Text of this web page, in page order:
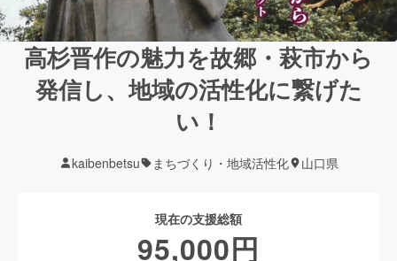
高杉晋作の魅力を故郷・萩市から
発信し、地域の活性化に繋げた
い！
kaibenbetsu まちづくり・地域活性化 山口県
現在の支援総額
95,000円